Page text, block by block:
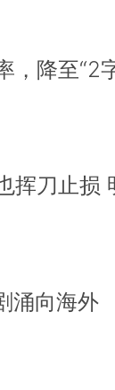
，降至“2
挥刀止损
涌向海外